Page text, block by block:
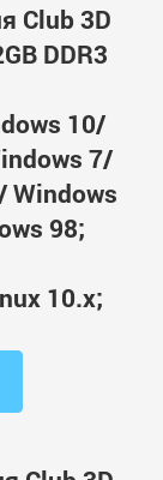
Club 3D
DDR3
10/
7/
Windows
98;
10.x;